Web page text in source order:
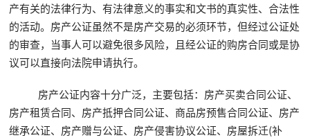
产有关的法律行为、有法律意义的事实和文书的真实性、合法性
的活动。房产公证虽然不是房产交易的必须环节，但经过公证处
的审查，当事人可以避免很多风险，且经公证的购房合同或是协
议可以直接向法院申请执行。
房产公证内容十分广泛，主要包括：房产买卖合同公证、
房产租赁合同、房产抵押合同公证、商品房预售合同公证、房产
继承公证、房产赠与公证、房产侵害协议公证、房屋拆迁(补